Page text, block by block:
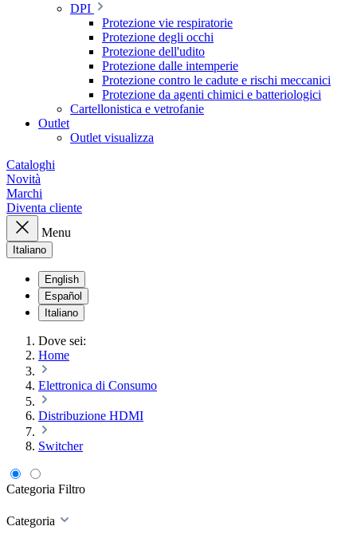
DPI
Protezione vie respiratorie
Protezione degli occhi
Protezione dell'udito
Protezione dalle intemperie
Protezione contro le cadute e rischi meccanici
Protezione da agenti chimici e batteriologici
Cartellonistica e vetrofanie
Outlet
Outlet visualizza
Cataloghi
Novità
Marchi
Diventa cliente
Menu
Italiano
English
Español
Italiano
Dove sei:
Home
Elettronica di Consumo
Distribuzione HDMI
Switcher
Categoria Filtro
Categoria